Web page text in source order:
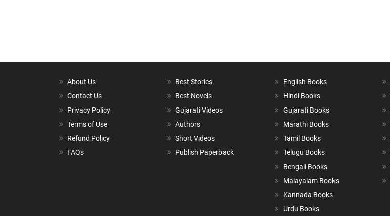
About Us
Contact Us
Privacy Policy
Terms of Use
Refund Policy
FAQs
Best Stories
Best Novels
Gujarati Videos
Authors
Short Videos
Publish Paperback
English Books
Hindi Books
Gujarati Books
Marathi Books
Tamil Books
Telugu Books
Bengali Books
Malayalam Books
Kannada Books
Urdu Books